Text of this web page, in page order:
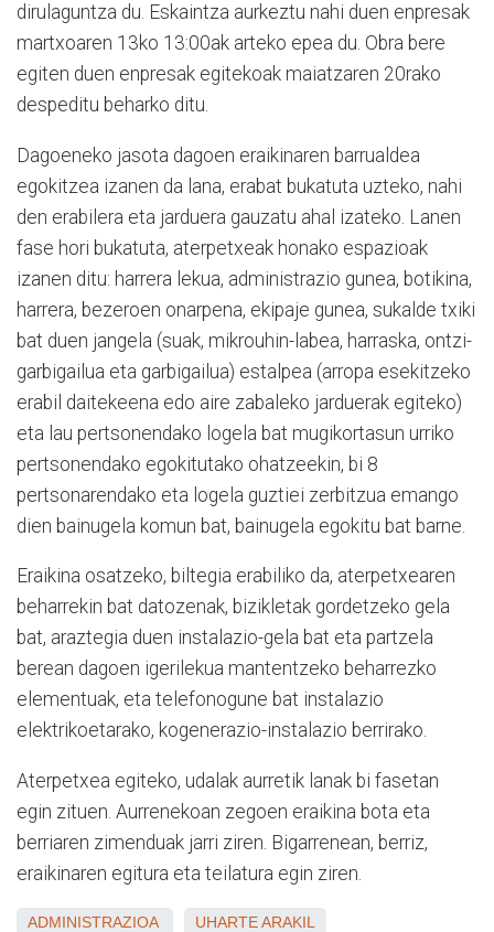
dirulaguntza du. Eskaintza aurkeztu nahi duen enpresak
martxoaren 13ko 13:00ak arteko epea du. Obra bere
egiten duen enpresak egitekoak maiatzaren 20rako
despeditu beharko ditu.
Dagoeneko jasota dagoen eraikinaren barrualdea
egokitzea izanen da lana, erabat bukatuta uzteko, nahi
den erabilera eta jarduera gauzatu ahal izateko. Lanen
fase hori bukatuta, aterpetxeak honako espazioak
izanen ditu: harrera lekua, administrazio gunea, botikina,
harrera, bezeroen onarpena, ekipaje gunea, sukalde txiki
bat duen jangela (suak, mikrouhin-labea, harraska, ontzi-
garbigailua eta garbigailua) estalpea (arropa esekitzeko
erabil daitekeena edo aire zabaleko jarduerak egiteko)
eta lau pertsonendako logela bat mugikortasun urriko
pertsonendako egokitutako ohatzeekin, bi 8
pertsonarendako eta logela guztiei zerbitzua emango
dien bainugela komun bat, bainugela egokitu bat barne.
Eraikina osatzeko, biltegia erabiliko da, aterpetxearen
beharrekin bat datozenak, bizikletak gordetzeko gela
bat, araztegia duen instalazio-gela bat eta partzela
berean dagoen igerilekua mantentzeko beharrezko
elementuak, eta telefonogune bat instalazio
elektrikoetarako, kogenerazio-instalazio berrirako.
Aterpetxea egiteko, udalak aurretik lanak bi fasetan
egin zituen. Aurrenekoan zegoen eraikina bota eta
berriaren zimenduak jarri ziren. Bigarrenean, berriz,
eraikinaren egitura eta teilatura egin ziren.
ADMINISTRAZIOA UHARTE ARAKIL